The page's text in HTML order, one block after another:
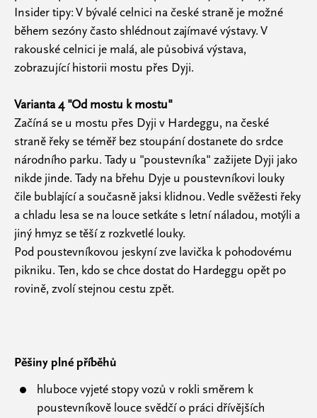
Insider tipy: V bývalé celnici na české straně je možné
během sezóny často shlédnout zajímavé výstavy. V
rakouské celnici je malá, ale působivá výstava,
zobrazující historii mostu přes Dyji.
Varianta 4 "Od mostu k mostu"
Začíná se u mostu přes Dyji v Hardeggu, na české
straně řeky se téměř bez stoupání dostanete do srdce
národního parku. Tady u "poustevníka" zažijete Dyji jako
nikde jinde. Tady na břehu Dyje u poustevníkovi louky
čile bublající a současně jaksi klidnou. Vedle svěžesti řeky
a chladu lesa se na louce setkáte s letní náladou, motýli a
jiný hmyz se těší z rozkvetlé louky.
Pod poustevníkovou jeskyní zve lavička k pohodovému
pikniku. Ten, kdo se chce dostat do Hardeggu opět po
rovině, zvolí stejnou cestu zpět.
Pěšiny plné příběhů
hluboce vyjeté stopy vozů v rokli směrem k
poustevníkově louce svědčí o práci dřívějších